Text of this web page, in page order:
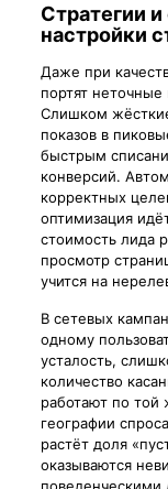
Стратегии
настройки
Даже при
портят неточные
Слишком
показов в
быстрым
конверсий.
корректных
оптимизация
стоимость лида
просмотр
учится на
В сетевых
одному
усталость,
количество
работают по той
географии
растёт доля
оказываются
поведенческими